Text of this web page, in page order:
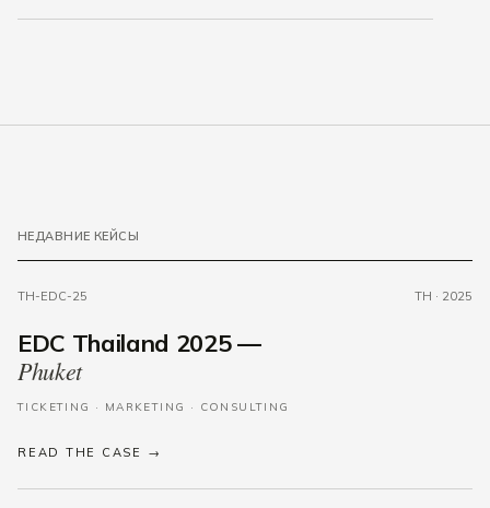
НЕДАВНИЕ КЕЙСЫ
TH-EDC-25 TH · 2025
EDC Thailand 2025 —
Phuket
TICKETING · MARKETING · CONSULTING
READ THE CASE →